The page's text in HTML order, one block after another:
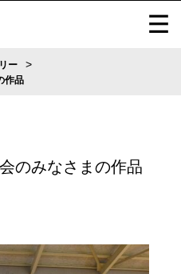
ー >
作品
のみなさまの作品